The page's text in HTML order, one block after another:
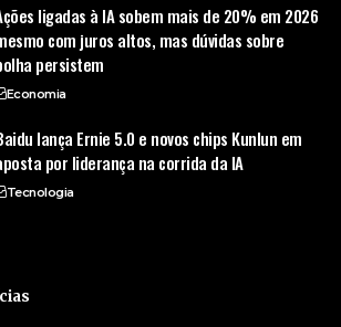
ligadas à IA sobem mais de 20% em 2026
com juros altos, mas dúvidas sobre
persistem
Economia
lança Ernie 5.0 e novos chips Kunlun em
por liderança na corrida da IA
Tecnologia